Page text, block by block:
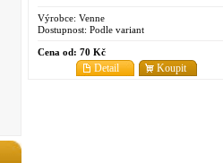
Výrobce: Venne
Dostupnost: Podle variant
Cena od: 70 Kč
Koupit
Detail